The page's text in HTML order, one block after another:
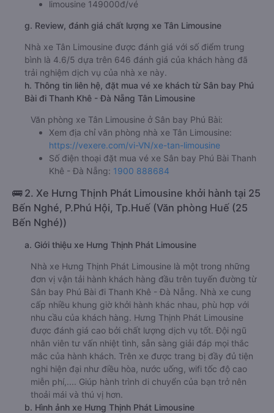
limousine 149000đ/vé
g. Review, đánh giá chất lượng xe Tân Limousine
Nhà xe Tân Limousine được đánh giá với số điểm trung
bình là 4.6/5 dựa trên 646 đánh giá của khách hàng đã
trải nghiệm dịch vụ của nhà xe này.
h. Thông tin liên hệ, đặt mua vé xe khách từ Sân bay Phú
Bài đi Thanh Khê - Đà Nẵng Tân Limousine
Văn phòng xe Tân Limousine ở Sân bay Phú Bài:
Xem địa chỉ văn phòng nhà xe Tân Limousine:
https://vexere.com/vi-VN/xe-tan-limousine
Số điện thoại đặt mua vé xe Sân bay Phú Bài Thanh
Khê - Đà Nẵng: 1900 888684
🚌 2. Xe Hưng Thịnh Phát Limousine khởi hành tại 25
Bến Nghé, P.Phú Hội, Tp.Huế (Văn phòng Huế (25
Bến Nghé))
a. Giới thiệu xe Hưng Thịnh Phát Limousine
Nhà xe Hưng Thịnh Phát Limousine là một trong những
đơn vị vận tải hành khách hàng đầu trên tuyến đường từ
Sân bay Phú Bài đi Thanh Khê - Đà Nẵng. Nhà xe cung
cấp nhiều khung giờ khởi hành khác nhau, phù hợp với
nhu cầu của khách hàng. Hưng Thịnh Phát Limousine
được đánh giá cao bởi chất lượng dịch vụ tốt. Đội ngũ
nhân viên tư vấn nhiệt tình, sẵn sàng giải đáp mọi thắc
mắc của hành khách. Trên xe được trang bị đầy đủ tiện
nghi hiện đại như điều hòa, nước uống, wifi tốc độ cao
miễn phí,.... Giúp hành trình di chuyển của bạn trở nên
thoải mái và thú vị hơn.
b. Hình ảnh xe Hưng Thịnh Phát Limousine